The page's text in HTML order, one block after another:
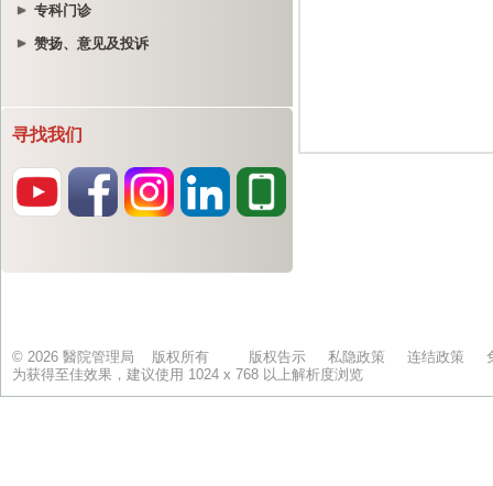
专科门诊
赞扬、意见及投诉
寻找我们
© 2026 醫院管理局 版权所有 版权告示 私隐政策 连结政策
为获得至佳效果，建议使用 1024 x 768 以上解析度浏览